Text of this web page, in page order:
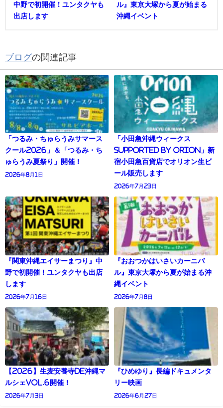
中野で初開催！ユンタクヤも
出店します
ル』東京大塚から夏が始まる
沖縄イベント
ブログの関連記事
「つるみ・ちゅらうみサマース
クール2026」＆「つるみ・ち
ゅらうみ夏祭り」開催！
2026年8月1日
「小田急沖縄ウィークス
supported by Orion」新
宿小田急百貨店でオリオン生ビ
ール販売します
2026年7月23日
『関東沖縄エイサーまつり』中
野で初開催！ユンタクヤも出店
します
2026年7月16日
『おおつかはいさいカーニバ
ル』東京大塚から夏が始まる沖
縄イベント
2026年7月8日
【2026】生麦安養寺de沖縄マ
ルシェVol.6開催！
2026年7月3日
『ひめゆり』長編ドキュメンタ
リー映画
2026年6月27日